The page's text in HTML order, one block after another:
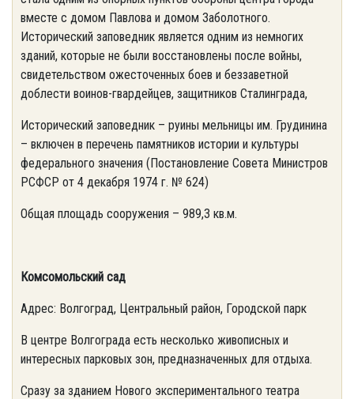
вместе с домом Павлова и домом Заболотного.
Исторический заповедник является одним из немногих
зданий, которые не были восстановлены после войны,
свидетельством ожесточенных боев и беззаветной
доблести воинов-гвардейцев, защитников Сталинграда,
Исторический заповедник – руины мельницы им. Грудинина
– включен в перечень памятников истории и культуры
федерального значения (Постановление Совета Министров
РСФСР от 4 декабря 1974 г. № 624)
Общая площадь сооружения – 989,3 кв.м.
Комсомольский сад
Адрес: Волгоград, Центральный район, Городской парк
В центре Волгограда есть несколько живописных и
интересных парковых зон, предназначенных для отдыха.
Сразу за зданием Нового экспериментального театра